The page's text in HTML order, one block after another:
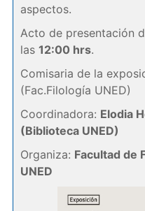
aspectos.
Acto de presentación
las 12:00 hrs.
Comisaria de la
(Fac.Filología UNED)
Coordinadora: Elodia
(Biblioteca UNED)
Organiza: Facultad de
UNED